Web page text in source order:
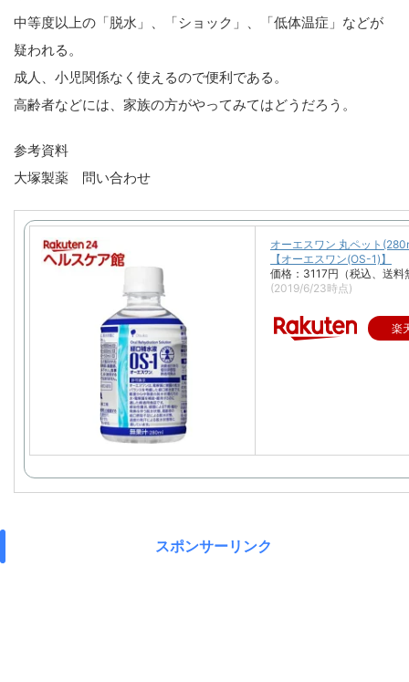
中等度以上の「脱水」、「ショック」、「低体温症」などが
疑われる。
成人、小児関係なく使えるので便利である。
高齢者などには、家族の方がやってみてはどうだろう。
参考資料
大塚製薬 問い合わせ
オーエスワン 丸ペット
【オーエスワン(OS-1)】
価格：3117円（税込、送料
(2019/6/23時点)
楽
スポンサーリンク